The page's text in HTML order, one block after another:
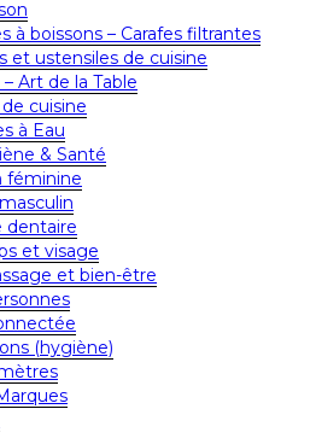
à boissons – Carafes filtrantes
et ustensiles de cuisine
– Art de la Table
cuisine
à Eau
& Santé
féminine
dentaire
et visage
et bien-être
(hygiène)